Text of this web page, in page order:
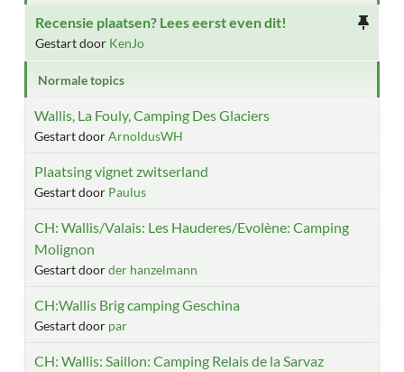
Recensie plaatsen? Lees eerst even dit!
Gestart door KenJo
Normale topics
Wallis, La Fouly, Camping Des Glaciers
Gestart doorArnoldusWH
Plaatsing vignet zwitserland
Gestart door Paulus
CH: Wallis/Valais: Les Hauderes/Evolène: Camping
Molignon
Gestart doorder hanzelmann
CH:Wallis Brig camping Geschina
Gestart door par
CH: Wallis: Saillon: Camping Relais de la Sarvaz